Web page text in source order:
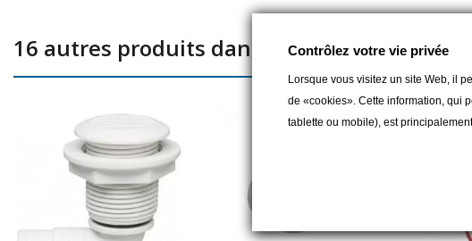
16 autres produits dans la même catégorie :
Contrôlez votre vie privée
Lorsque vous visitez un site Web, il
de «cookies». Cette information, qui
tablette ou mobile), est